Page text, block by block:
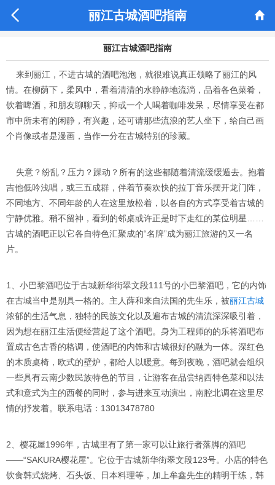
 丽江古城酒吧指南 
丽江古城酒吧指南
来到丽江，不进古城的酒吧泡泡，就很难说真正领略了丽江的风
情。在柳荫下，柔风中，看着清清的水静静地流淌，品着各色菜肴，
饮着啤酒，和朋友聊聊天，抑或一个人喝着咖啡发呆，尽情享受在都
市中所未有的闲静，有兴趣，还可请那些流浪的艺人坐下，给自己画
个肖像或者是漫画，当作一分在古城特别的珍藏。
失意？纷乱？压力？躁动？所有的这些都随着清流缓缓遁去。抱着
吉他低吟浅唱，或三五成群，伴着节奏欢快的拉丁音乐摆开龙门阵，
不同地方、不同年龄的人在这里放松着，以各自的方式享受着古城的
宁静优雅。稍不留神，看到的邻桌或许正是时下走红的某位明星……
古城的酒吧正以它各自特色汇聚成的“名牌”成为丽江旅游的又一名
片。
1、小巴黎酒吧位于古城新华街翠文段111号的小巴黎酒吧，它的内饰
在古城当中是别具一格的。主人薛和来自法国的先生乐，被丽江古城
浓郁的生活气息，独特的民族文化以及遍布古城的清流深深吸引着，
因为想在丽江生活便经营起了这个酒吧。身为工程师的的乐将酒吧布
置成古色古香的格调，使酒吧的内饰和古城很好的融为一体。深红色
的木质桌椅，欧式的壁炉，都给人以暖意。每到夜晚，酒吧就会组织
一些具有云南少数民族特色的节目，让游客在品尝纳西特色菜和以法
式和意式为主的西餐的同时，参与进来互动演出，南腔北调在这里尽
情的抒发着。联系电话：13013478780
2、樱花屋1996年，古城里有了第一家可以让旅行者落脚的酒吧
――“SAKURA樱花屋”。它位于古城新华街翠文段123号。小店的特色
饮食韩式烧烤、石头饭、日本料理等，加上牟鑫先生的精明干练，韩